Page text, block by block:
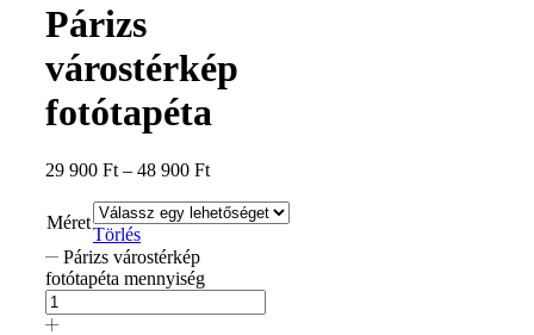
Párizs
várostérkép
fotótapéta
29 900 Ft – 48 900 Ft
Méret
Törlés
Párizs várostérkép
fotótapéta mennyiség